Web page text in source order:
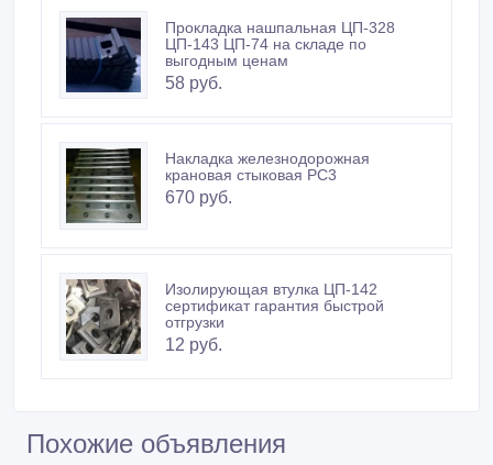
Прокладка нашпальная ЦП-328
ЦП-143 ЦП-74 на складе по
выгодным ценам
58 руб.
Накладка железнодорожная
крановая стыковая РС3
670 руб.
Изолирующая втулка ЦП-142
сертификат гарантия быстрой
отгрузки
12 руб.
Похожие объявления